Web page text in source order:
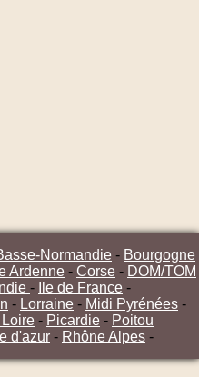
Normandie - Bourgogne
Ardenne - Corse - DOM/TOM
- Ile de France -
- Lorraine - Midi Pyrénées -
- Picardie - Poitou
d'azur - Rhône Alpes -